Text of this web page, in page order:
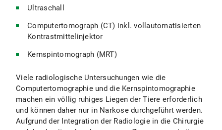
Ultraschall
Computertomograph (CT) inkl. vollautomatisierten
Kontrastmittelinjektor
Kernspintomograph (MRT)
Viele radiologische Untersuchungen wie die
Computertomographie und die Kernspintomographie
machen ein völlig ruhiges Liegen der Tiere erforderlich
und können daher nur in Narkose durchgeführt werden.
Aufgrund der Integration der Radiologie in die Chirurgie